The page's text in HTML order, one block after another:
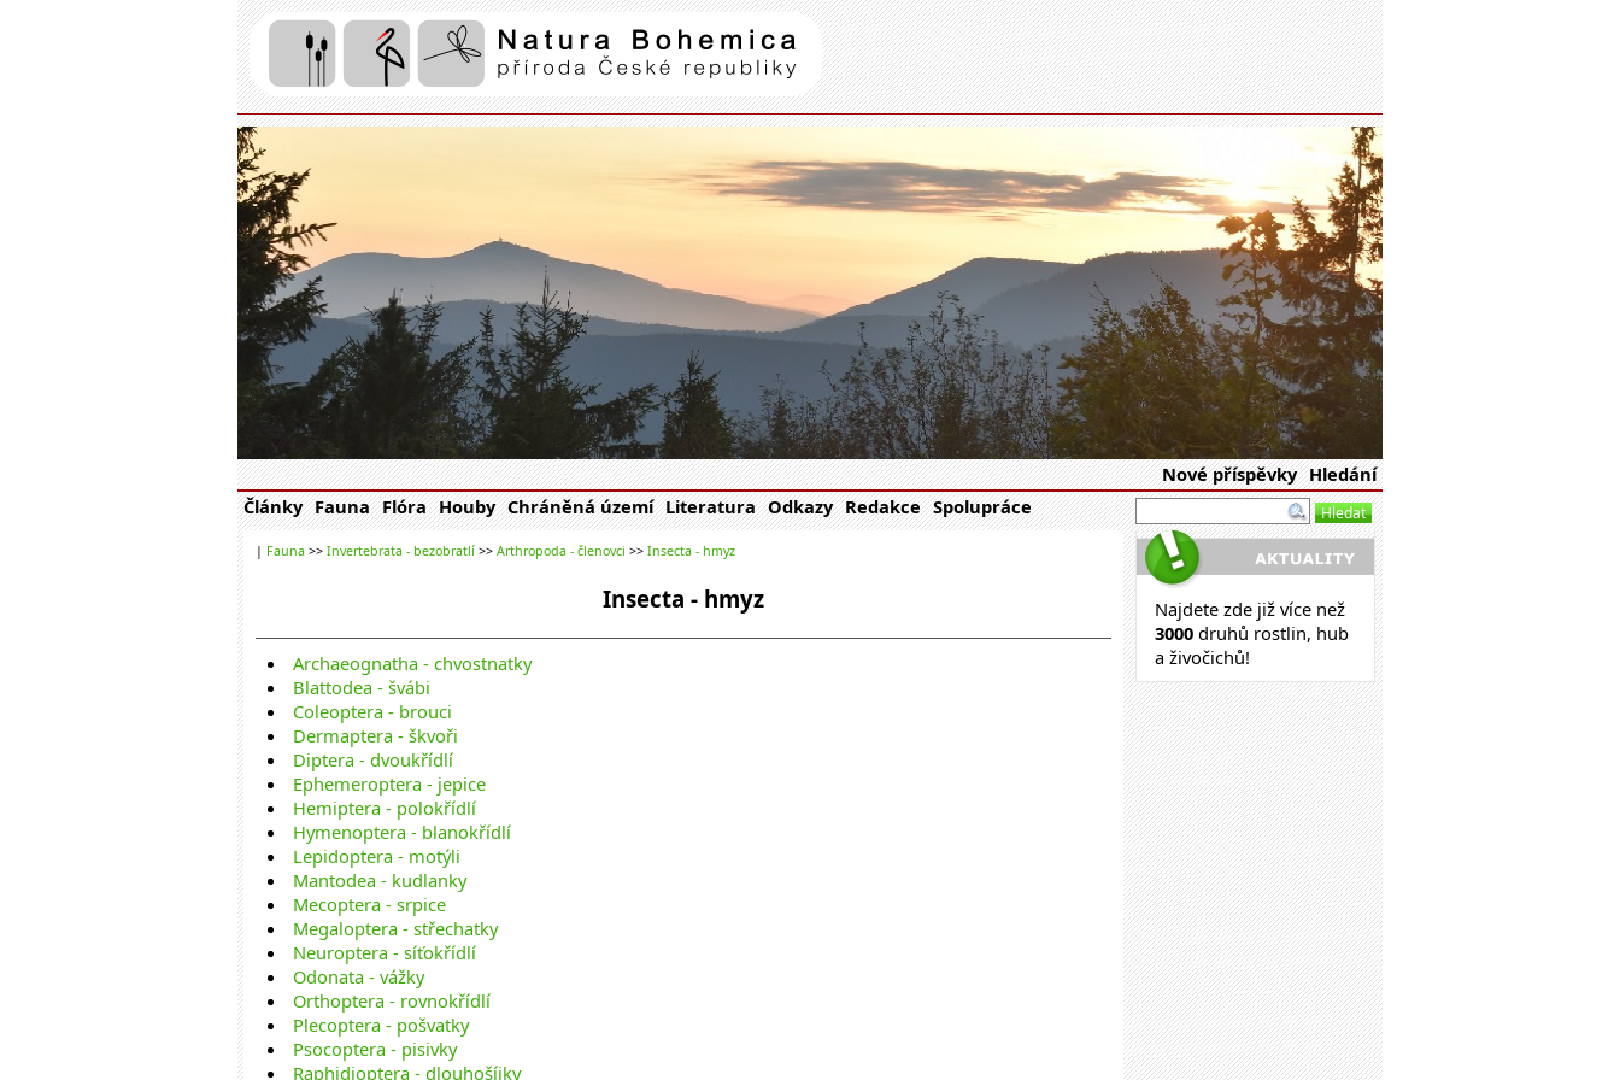
Natura Bohemica| příroda České republiky
Nové příspěvky Hledání
Články Fauna Flóra Houby Chráněná území Literatura Odkazy Redakce Spolupráce
| Fauna >> Invertebrata - bezobratlí >> Arthropoda - členovci >> Insecta - hmyz
Insecta - hmyz
Archaeognatha - chvostnatky
Blattodea - švábi
Coleoptera - brouci
Dermaptera - škvoři
Diptera - dvoukřídlí
Ephemeroptera - jepice
Hemiptera - polokřídlí
Hymenoptera - blanokřídlí
Lepidoptera - motýli
Mantodea - kudlanky
Mecoptera - srpice
Megaloptera - střechatky
Neuroptera - síťokřídlí
Odonata - vážky
Orthoptera - rovnokřídlí
Plecoptera - pošvatky
Psocoptera - pisivky
Raphidioptera - dlouhošíjky
Najdete zde již více než
3000 druhů rostlin, hub
a živočichů!